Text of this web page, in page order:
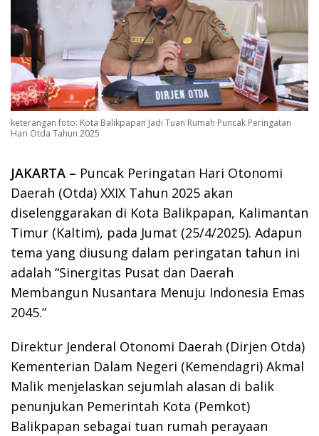
keterangan foto: Kota Balikpapan Jadi Tuan Rumah Puncak Peringatan
Hari Otda Tahun 2025
JAKARTA – Puncak Peringatan Hari Otonomi
Daerah (Otda) XXIX Tahun 2025 akan
diselenggarakan di Kota Balikpapan, Kalimantan
Timur (Kaltim), pada Jumat (25/4/2025). Adapun
tema yang diusung dalam peringatan tahun ini
adalah “Sinergitas Pusat dan Daerah
Membangun Nusantara Menuju Indonesia Emas
2045.”
Direktur Jenderal Otonomi Daerah (Dirjen Otda)
Kementerian Dalam Negeri (Kemendagri) Akmal
Malik menjelaskan sejumlah alasan di balik
penunjukan Pemerintah Kota (Pemkot)
Balikpapan sebagai tuan rumah perayaan